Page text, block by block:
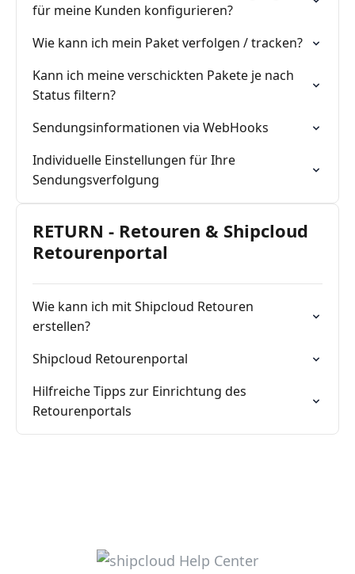
für meine Kunden konfigurieren?
Wie kann ich mein Paket verfolgen / tracken?
Kann ich meine verschickten Pakete je nach
Status filtern?
Sendungsinformationen via WebHooks
Individuelle Einstellungen für Ihre
Sendungsverfolgung
RETURN - Retouren & Shipcloud
Retourenportal
Wie kann ich mit Shipcloud Retouren
erstellen?
Shipcloud Retourenportal
Hilfreiche Tipps zur Einrichtung des
Retourenportals